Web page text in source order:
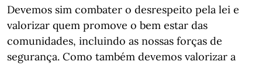
Devemos sim combater o desrespeito pela lei e
valorizar quem promove o bem estar das
comunidades, incluindo as nossas forças de
segurança. Como também devemos valorizar a